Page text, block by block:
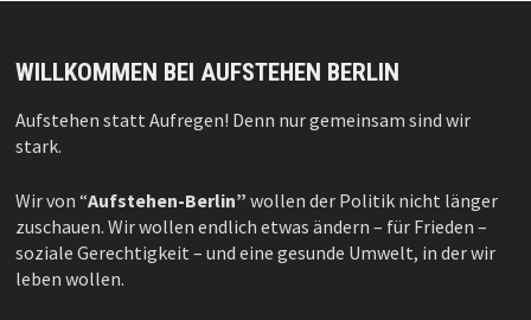
WILLKOMMEN BEI AUFSTEHEN BERLIN
Aufstehen statt Aufregen! Denn nur gemeinsam sind wir
stark.
Wir von “Aufstehen-Berlin” wollen der Politik nicht länger
zuschauen. Wir wollen endlich etwas ändern – für Frieden –
soziale Gerechtigkeit – und eine gesunde Umwelt, in der wir
leben wollen.